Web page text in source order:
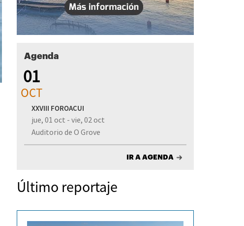
Agenda
01
OCT
XXVIII FOROACUI
jue, 01 oct - vie, 02 oct
Auditorio de O Grove
IR A AGENDA
Último reportaje